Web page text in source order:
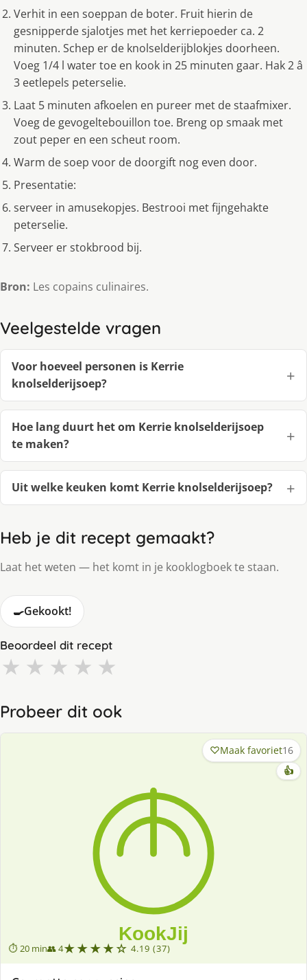
Verhit in een soeppan de boter. Fruit hierin de
gesnipperde sjalotjes met het kerriepoeder ca. 2
minuten. Schep er de knolselderijblokjes doorheen.
Voeg 1/4 l water toe en kook in 25 minuten gaar. Hak 2 â
3 eetlepels peterselie.
Laat 5 minuten afkoelen en pureer met de staafmixer.
Voeg de gevogeltebouillon toe. Breng op smaak met
zout peper en een scheut room.
Warm de soep voor de doorgift nog even door.
Presentatie:
serveer in amusekopjes. Bestrooi met fijngehakte
peterselie.
Serveer er stokbrood bij.
Bron: Les copains culinaires.
Veelgestelde vragen
Voor hoeveel personen is Kerrie
knolselderijsoep?
Hoe lang duurt het om Kerrie knolselderijsoep
te maken?
Uit welke keuken komt Kerrie knolselderijsoep?
Heb je dit recept gemaakt?
Laat het weten — het komt in je kooklogboek te staan.
🍳Gekookt!
Beoordeel dit recept
★ ★ ★ ★ ★
Probeer dit ook
⏱ 20 min👥 4★★★★☆ 4.19 (37)
Maak favoriet16
👍